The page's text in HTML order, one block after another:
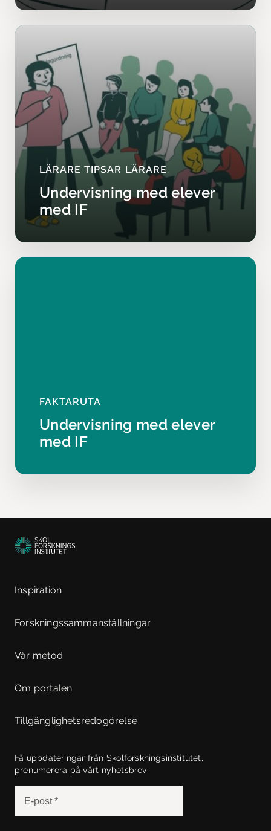
LÄRARE TIPSAR LÄRARE
Undervisning med elever
med IF
FAKTARUTA
Undervisning med elever
med IF
Inspiration
Forskningssammanställningar
Vår metod
Om portalen
Tillgänglighetsredogörelse
Få uppdateringar från Skolforskningsinstitutet,
prenumerera på vårt nyhetsbrev